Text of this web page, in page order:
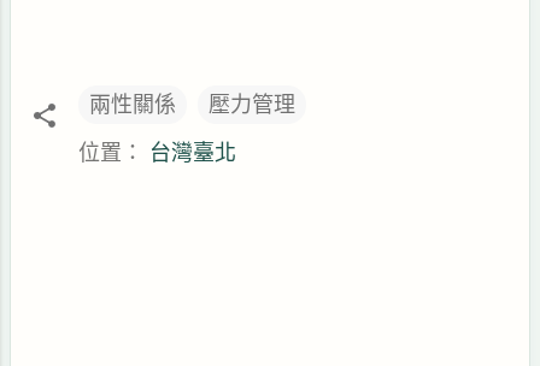
兩性關係
壓力管理
位置： 台灣臺北